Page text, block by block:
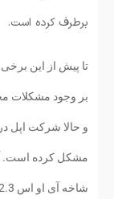
برطرف کرده است.
بر وجود مشکلات